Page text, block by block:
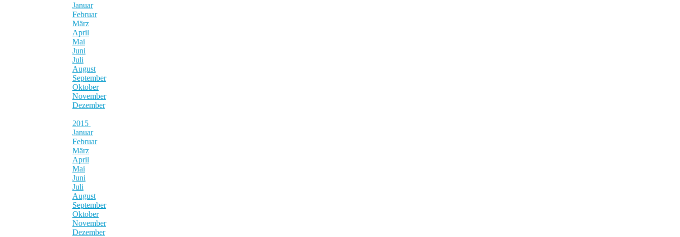
Januar
Februar
März
April
Mai
Juni
Juli
August
September
Oktober
November
Dezember
2015
Januar
Februar
März
April
Mai
Juni
Juli
August
September
Oktober
November
Dezember